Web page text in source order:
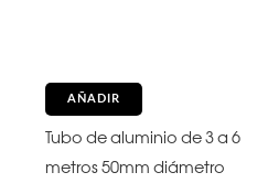
AÑADIR
Tubo de aluminio de 3 a 6
metros 50mm diámetro